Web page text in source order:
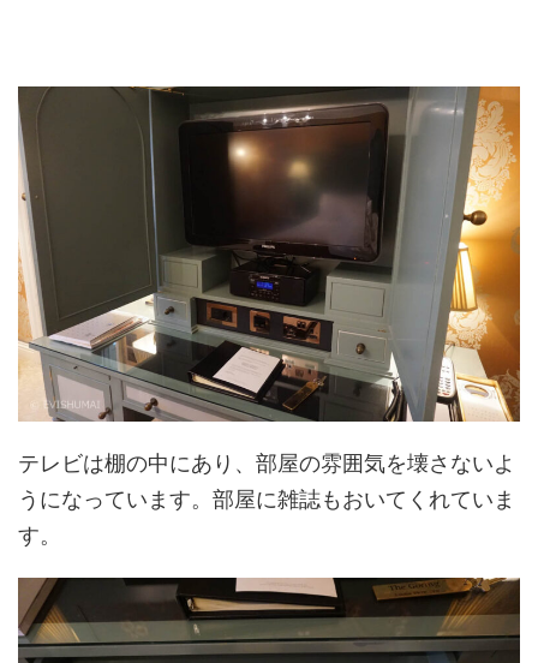
テレビは棚の中にあり、部屋の雰囲気を壊さないよ
うになっています。部屋に雑誌もおいてくれていま
す。